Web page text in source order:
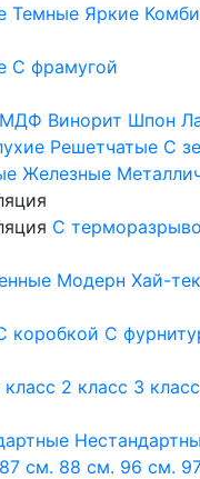
Темные Яркие
С фрамугой
МДФ Винорит Шпон
Решетчатые С
Железные
С
Модерн Хай-тек
коробкой С
класс 2 класс 3 класс
87 см. 88 см. 96 см.